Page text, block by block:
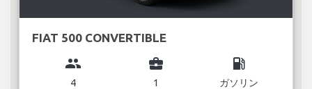
FIAT 500 CONVERTIBLE
group
4
business_center
1
local_gas_station
ガソリン